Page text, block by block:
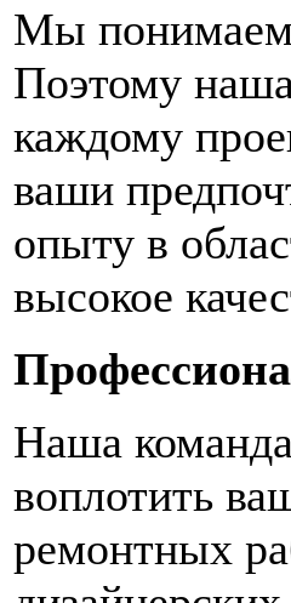
Мы понимаем,
Поэтому
каждому
ваши
опыту в
высокое
Наша
воплотить
ремонтных